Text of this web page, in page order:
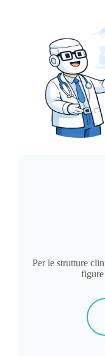
Per le strutture